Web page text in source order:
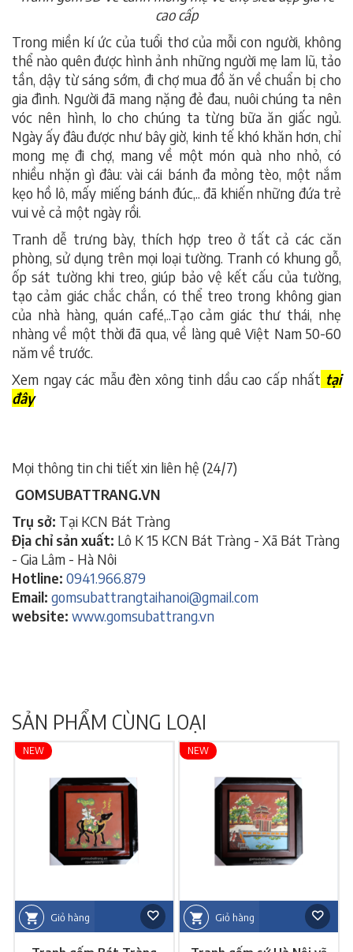
cao cấp
Trong miền kí ức của tuổi thơ của mỗi con người, không
thể nào quên được hình ảnh những người mẹ lam lũ, tảo
tần, dậy từ sáng sớm, đi chợ mua đồ ăn về chuẩn bị cho
gia đình. Người đã mang nặng đẻ đau, nuôi chúng ta nên
vóc nên hình, lo cho chúng ta từng bữa ăn giấc ngủ.
Ngày ấy đâu được như bây giờ, kinh tế khó khăn hơn, chỉ
mong mẹ đi chợ, mang về một món quà nho nhỏ, có
nhiều nhặn gì đâu: vài cái bánh đa mỏng tèo, một nắm
kẹo hồ lô, mấy miếng bánh đúc,.. đã khiến những đứa trẻ
vui vẻ cả một ngày rồi.
Tranh dễ trưng bày, thích hợp treo ở tất cả các căn
phòng, sử dụng trên mọi loại tường. Tranh có khung gỗ,
ốp sát tường khi treo, giúp bảo vệ kết cấu của tường,
tạo cảm giác chắc chắn, có thể treo trong không gian
của nhà hàng, quán café,..Tạo cảm giác thư thái, nhẹ
nhàng về một thời đã qua, về làng quê Việt Nam 50-60
năm về trước.
Xem ngay các mẫu đèn xông tinh dầu cao cấp nhất tại
đây
Mọi thông tin chi tiết xin liên hệ (24/7)
GOMSUBATTRANG.VN
Trụ sở: Tại KCN Bát Tràng
Địa chỉ sản xuất: Lô K 15 KCN Bát Tràng - Xã Bát Tràng
- Gia Lâm - Hà Nôi
Hotline: 0941.966.879
Email: gomsubattrangtaihanoi@gmail.com
website: www.gomsubattrang.vn
SẢN PHẨM CÙNG LOẠI
Giỏ hàng
NEW
Giỏ hàng
NEW